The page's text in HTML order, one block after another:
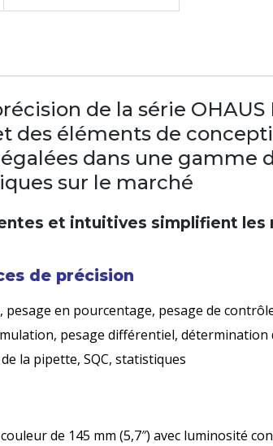
de la série
des éléments de
dans une gamme
sur le marché
et intuitives simplifient les
de précision
pesage en pourcentage, pesage de
pesage différentiel, détermination
la pipette, SQC, statistiques
de 145 mm (5,7″) avec luminosité